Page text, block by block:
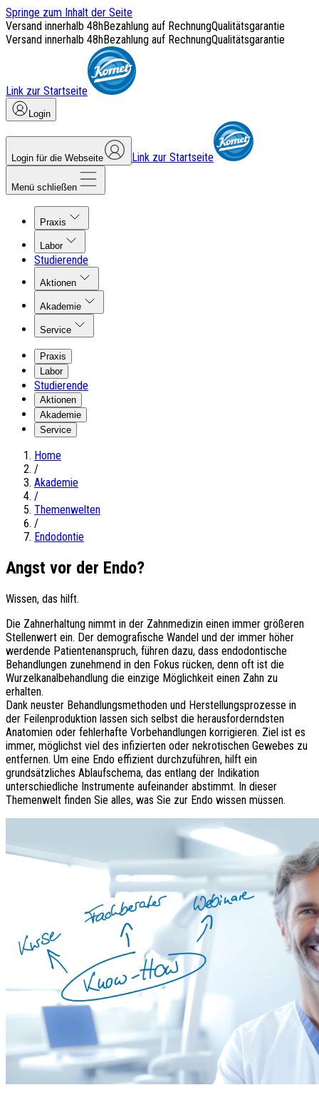
Springe zum Inhalt der Seite
Versand innerhalb 48hBezahlung auf RechnungQualitätsgarantie
Versand innerhalb 48hBezahlung auf RechnungQualitätsgarantie
Link zur Startseite
Login
Login für die Webseite Link zur Startseite
Menü schließen
Praxis
Labor
Studierende
Aktionen
Akademie
Service
Praxis
Labor
Studierende
Aktionen
Akademie
Service
Home
/
Akademie
/
Themenwelten
/
Endodontie
Angst vor der Endo?
Wissen, das hilft.
Die Zahnerhaltung nimmt in der Zahnmedizin einen immer größeren
Stellenwert ein. Der demografische Wandel und der immer höher
werdende Patientenanspruch, führen dazu, dass endodontische
Behandlungen zunehmend in den Fokus rücken, denn oft ist die
Wurzelkanalbehandlung die einzige Möglichkeit einen Zahn zu
erhalten.
Dank neuster Behandlungsmethoden und Herstellungsprozesse in
der Feilenproduktion lassen sich selbst die herausforderndsten
Anatomien oder fehlerhafte Vorbehandlungen korrigieren. Ziel ist es
immer, möglichst viel des infizierten oder nekrotischen Gewebes zu
entfernen. Um eine Endo effizient durchzuführen, hilft ein
grundsätzliches Ablaufschema, das entlang der Indikation
unterschiedliche Instrumente aufeinander abstimmt. In dieser
Themenwelt finden Sie alles, was Sie zur Endo wissen müssen.